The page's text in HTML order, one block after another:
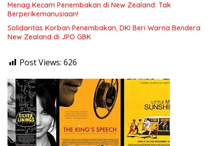
Menag Kecam Penembakan di New Zealand: Tak
Berperikemanusiaan!
Solidaritas Korban Penembakan, DKI Beri Warna Bendera
New Zealand di JPO GBK
Post Views: 626